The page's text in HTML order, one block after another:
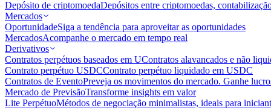
Depósito de criptomoedaDepósitos entre criptomoedas,
Mercados
OportunidadeSiga a tendência para aproveitar as oportunidades
MercadosAcompanhe o mercado em tempo real
Derivativos
Contratos perpétuos baseados em UContratos alavancados e não
Contrato perpétuo USDCContrato perpétuo liquidado em USDC
Contratos de EventoPreveja os movimentos do mercado. Ganhe
Mercado de PrevisãoTransforme insights em valor
Lite PerpétuoMétodos de negociação minimalistas, ideais para